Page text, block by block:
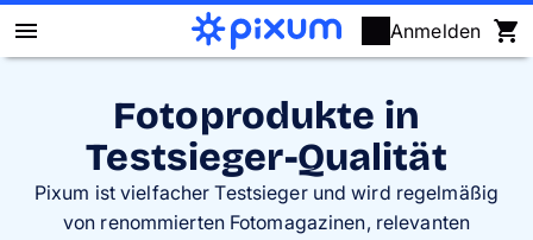
Anmelden
Wandbilder
Fotoprodukte in
Testsieger-Qualität
Pixum ist vielfacher Testsieger und wird regelmäßig
von renommierten Fotomagazinen, relevanten